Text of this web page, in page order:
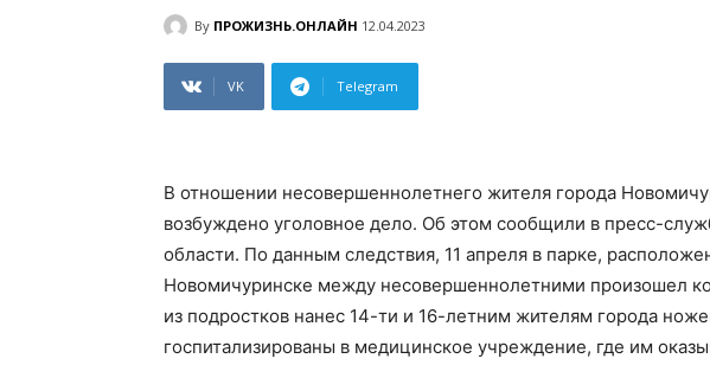
By ПРОЖИЗНЬ.ОНЛАЙН 12.04.2023
VK Telegram
В отношении несовершеннолетнего жителя города
возбуждено уголовное дело. Об этом сообщили в пресс-
области. По данным следствия, 11 апреля в парке,
Новомичуринске между несовершеннолетними произошел
из подростков нанес 14-ти и 16-летним жителям города
госпитализированы в медицинское учреждение, где им